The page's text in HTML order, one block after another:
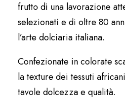
frutto di una lavorazione
selezionati e di oltre 80
l’arte dolciaria italiana.
Confezionate in colorate
la texture dei tessuti
tavole dolcezza e qualità.